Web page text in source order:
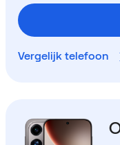
Vergelijk telefoon